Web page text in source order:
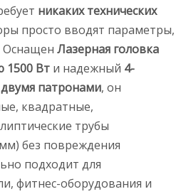
никаких технических
просто вводят параметры,
Оснащен Лазерная головка
1500 Вт и надежный 4-
патронами, он
квадратные,
трубы
без повреждения
подходит для
фитнес-оборудования и